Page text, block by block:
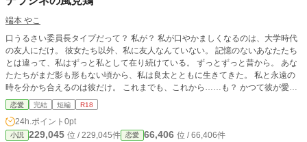
端本 やこ
口うるさい委員長タイプだって？ 私が？ 私が口やかましくなるのは、大学時代
の友人にだけ。 彼女たち以外、私に友人なんていない。 記憶のないあなたたち
とは違って、私はずっと私として在り続けている。 ずっとずっと昔から。 あな
たたちがまだ影も形もない頃から、私は良太とともに生きてきた。 私と永遠の
時を分かち合えるのは彼だけ。 これまでも、これから……も？ かつて彼が愛し
たあの人が現れるまでは、せめて隣に居させて欲しい。 これってわがまま？ だ
としても、それが私の希望で願い。 私の唯一の願いを、どうか。 ※松丹子様と
のコラボレーション作品のオマケです。 ※本作は、拙著「チキンさんの事始
め」のアナザーバージョンです。パラレルワールドのお話としてお読みくださ
恋愛 完結 短編 R18
24h.ポイント 0pt
小説 229,045 位 / 229,045件 恋愛 66,406 位 / 66,406件